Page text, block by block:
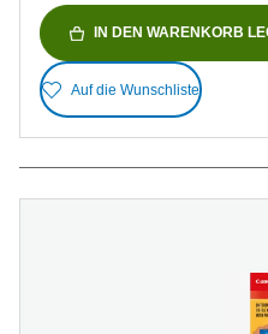
IN DEN WARENKORB
Auf die Wunschliste